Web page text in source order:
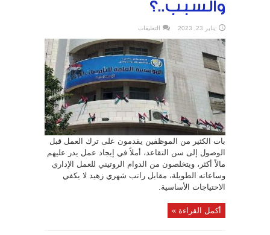
والسبب..؟
يناير 23, 2023 التعليقات
المبكر
هاجس
موظفي
القطاع
العام..
والسبب..؟
مغلقة
بات الكثير من الموظفين يقدمون على ترك العمل قبل
الوصول إلى سن التقاعد، أملاً في إيجاد عمل يدر عليهم
مالاً أكثر، ويتخلصون من الدوام الروتيني للعمل الإداري
وساعاته الطويلة، مقابل راتب شهري زهيد لا يكفي
الاحتياجات الأساسية.
أكمل القراءة »